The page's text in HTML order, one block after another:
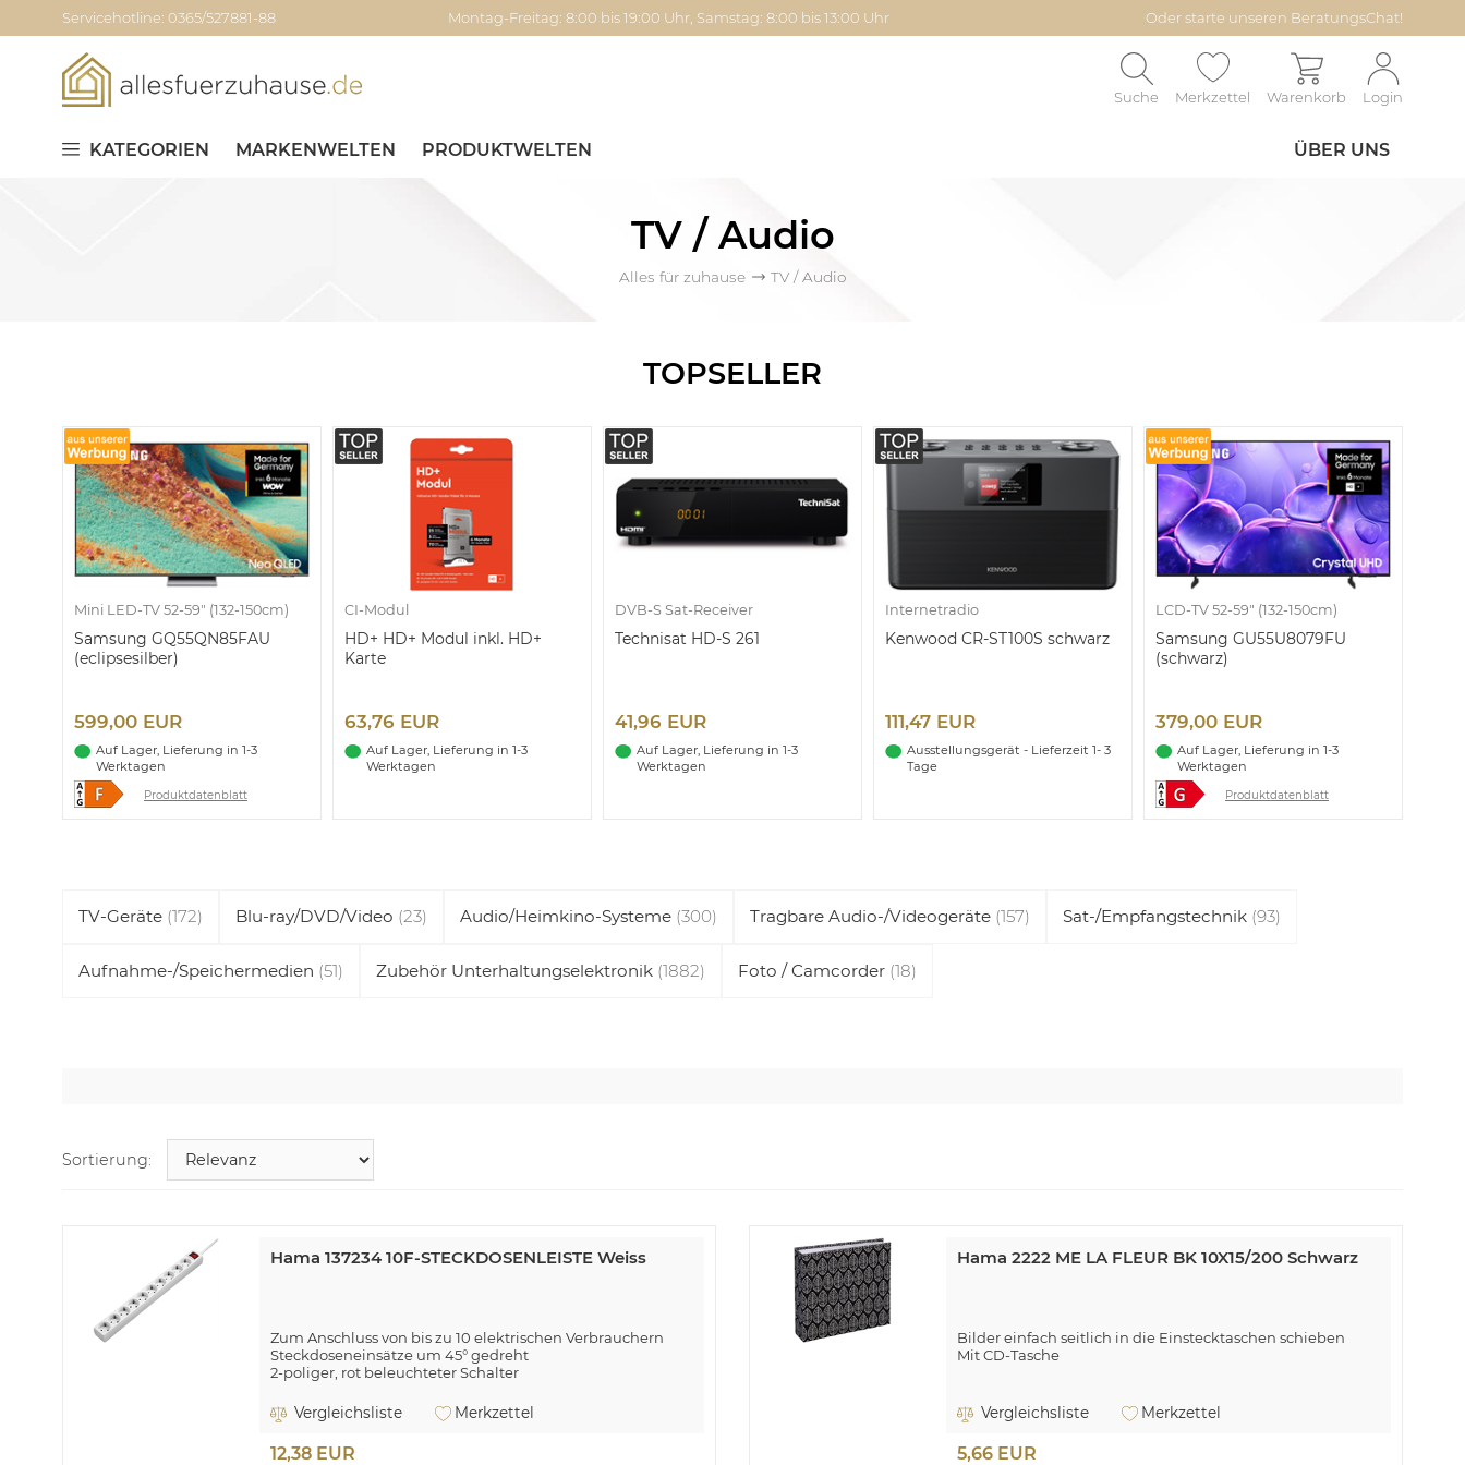
Servicehotline: 0365/527881-88 Montag-Freitag: 8:00 bis 19:00 Uhr, Samstag: 8:00 bis 13:00 Uhr Oder starte unseren BeratungsChat!
Suche Merkzettel Warenkorb Login
KATEGORIEN MARKENWELTEN PRODUKTWELTEN ÜBER UNS
TV / Audio
Alles für zuhause TV / Audio
TOPSELLER
Mini LED-TV 52-59" (132-150cm)
Samsung GQ55QN85FAU
(eclipsesilber)
599,00 EUR
Auf Lager, Lieferung in 1-3
Werktagen
Produktdatenblatt
CI-Modul
HD+ HD+ Modul inkl. HD+
Karte
63,76 EUR
Auf Lager, Lieferung in 1-3
Werktagen
DVB-S Sat-Receiver
Technisat HD-S 261
41,96 EUR
Auf Lager, Lieferung in 1-3
Werktagen
Internetradio
Kenwood CR-ST100S schwarz
111,47 EUR
Ausstellungsgerät - Lieferzeit 1- 3
Tage
LCD-TV 52-59" (132-150cm)
Samsung GU55U8079FU
(schwarz)
379,00 EUR
Auf Lager, Lieferung in 1-3
Werktagen
Produktdatenblatt
TV-Geräte (172) Blu-ray/DVD/Video (23) Audio/Heimkino-Systeme (300) Tragbare Audio-/Videogeräte (157) Sat-/Empfangstechnik (93)
Aufnahme-/Speichermedien (51) Zubehör Unterhaltungselektronik (1882) Foto / Camcorder (18)
Sortierung:
Hama 137234 10F-STECKDOSENLEISTE Weiss
Zum Anschluss von bis zu 10 elektrischen Verbrauchern
Steckdoseneinsätze um 45° gedreht
2-poliger, rot beleuchteter Schalter
Vergleichsliste
Merkzettel
12,38 EUR
Hama 2222 ME LA FLEUR BK 10X15/200 Schwarz
Bilder einfach seitlich in die Einstecktaschen schieben
Mit CD-Tasche
Kapazität: 100 Blätter, Medienabmessungen (Einzelblatt):
10 x 15. Breite: 225 mm, Höhe: 225 mm
Vergleichsliste Merkzettel
5,66 EUR